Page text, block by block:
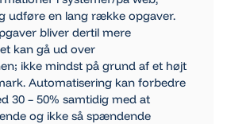
udføre en lang række opgaver.
bliver dertil mere
kan gå ud over
ikke mindst på grund af et højt
Automatisering kan forbedre
30 – 50% samtidig med at
og ikke så spændende